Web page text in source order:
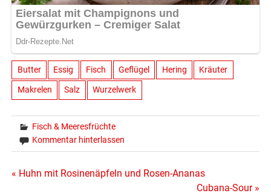
Butter Essig Fisch Geflügel Hering Kräuter
Makrelen Salz Wurzelwerk
Fisch & Meeresfrüchte
Kommentar hinterlassen
Beitragsnavigation
« Huhn mit Rosinenäpfeln und Rosen-Ananas
Cubana-Sour »